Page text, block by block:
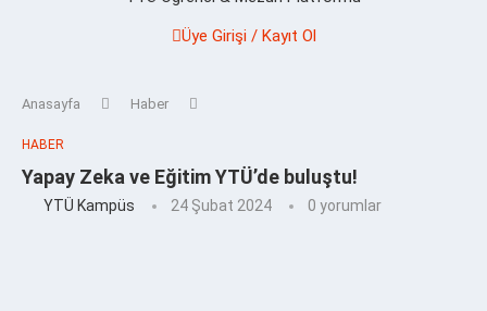
Üye Girişi / Kayıt Ol
Anasayfa Haber
HABER
Yapay Zeka ve Eğitim YTÜ’de buluştu!
YTÜ Kampüs 24 Şubat 2024 0 yorumlar